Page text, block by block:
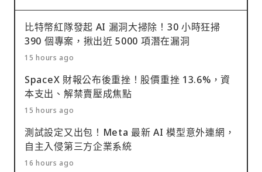
比特幣紅隊發起 AI 漏洞大掃除！30 小時狂掃
390 個專案，揪出近 5000 項潛在漏洞
15 hours ago
SpaceX 財報公布後重挫！股價重挫 13.6%，資
本支出、解禁賣壓成焦點
15 hours ago
測試設定又出包！Meta 最新 AI 模型意外連網，
自主入侵第三方企業系統
16 hours ago